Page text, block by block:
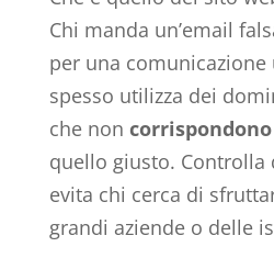
Chi manda un’email
per una comunicazione
spesso utilizza dei
che non
quello giusto. Controlla
evita chi cerca di
grandi aziende o delle